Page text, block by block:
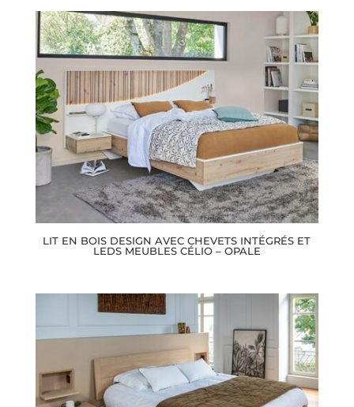
LIT EN BOIS DESIGN AVEC CHEVETS INTÉGRÉS ET
LEDS MEUBLES CÉLIO – OPALE